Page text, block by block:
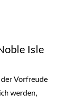
Isle
Vorfreude
werden,